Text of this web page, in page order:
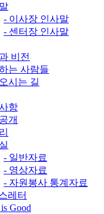
- 이사장 인사말
- 센터장 인사말
비전
는 사람들
시는 길
항
개
- 일반자료
- 영상자료
- 자원봉사 통계자료
레터
Good